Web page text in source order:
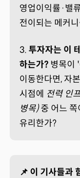
영업이익률·밸
전이되는 메커
3. 투자자는 이
하는가? 병목이
이동한다면, 자
시점에 전력 인
병목)중 어느 쪽
유리한가?
📌 이 기사들과